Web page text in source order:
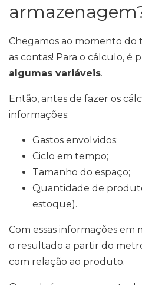
Chegamos ao momento
as contas! Para o cálculo, é
algumas variáveis.
Então, antes de fazer os
informações:
Gastos envolvidos;
Ciclo em tempo;
Tamanho do espaço;
Quantidade de
estoque).
Com essas informações em
o resultado a partir do
com relação ao produto.